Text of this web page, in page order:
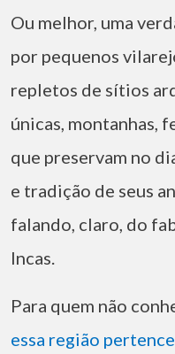
Ou melhor, uma
por pequenos
repletos de sítios
únicas, montanhas,
que preservam no
e tradição de seus
falando, claro, do
Incas.
Para quem não
essa região